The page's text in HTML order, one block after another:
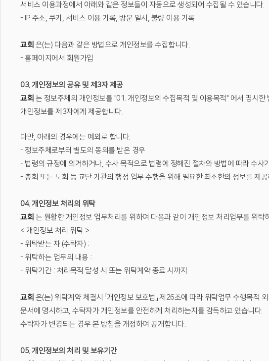
서비스 이용과정에서 아래와 같은 정보들이 자동으로 생성되어 수집될 수 있습니다.
- IP 주소, 쿠키, 서비스 이용 기록, 방문 일시, 불량 이용 기록
교회 은(는) 다음과 같은 방법으로 개인정보를 수집합니다.
- 홈페이지에서 회원가입
03. 개인정보의 공유 및 제3자 제공
교회 는 정보주체의 개인정보를 "01. 개인정보의 수집목적 및 이용목적" 에서 명시
개인정보를 제3자에게 제공합니다.
다만, 아래의 경우에는 예외로 합니다.
- 정보주체로부터 별도의 동의를 받은 경우
- 법령의 규정에 의거하거나, 수사 목적으로 법령에 정해진 절차와 방법에 따라 수사
- 총회 또는 노회 등 교단 기관의 행정 업무 수행을 위해 필요한 최소한의 정보를 제
04. 개인정보 처리의 위탁
교회 는 원활한 개인정보 업무처리를 위하여 다음과 같이 개인정보 처리업무를 위탁
< 개인정보 처리 위탁 >
- 위탁받는 자 (수탁자) :
- 위탁하는 업무의 내용 :
- 위탁기간 : 처리목적 달성 시 또는 위탁계약 종료 시까지
교회 은(는) 위탁계약 체결시 「개인정보 보호법」 제26조에 따라 위탁업무 수행목
문서에 명시하고, 수탁자가 개인정보를 안전하게 처리하는지를 감독하고 있습니다.
수탁자가 변경되는 경우 본 방침을 개정하여 공개합니다.
05. 개인정보의 처리 및 보유기간